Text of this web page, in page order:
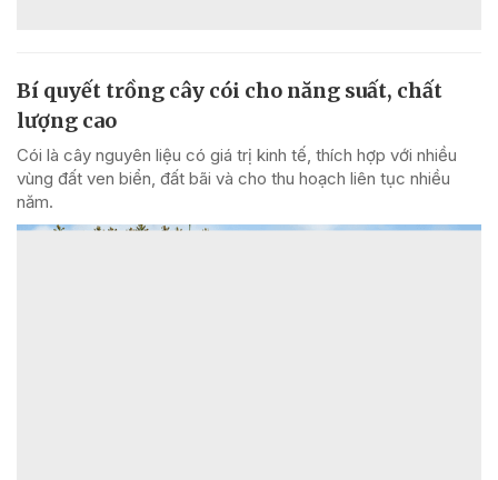
Bí quyết trồng cây cói cho năng suất, chất
lượng cao
Cói là cây nguyên liệu có giá trị kinh tế, thích hợp với nhiều
vùng đất ven biển, đất bãi và cho thu hoạch liên tục nhiều
năm.